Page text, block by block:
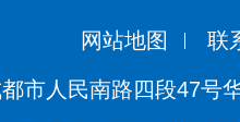
网站地图 联
市人民南路四段47号